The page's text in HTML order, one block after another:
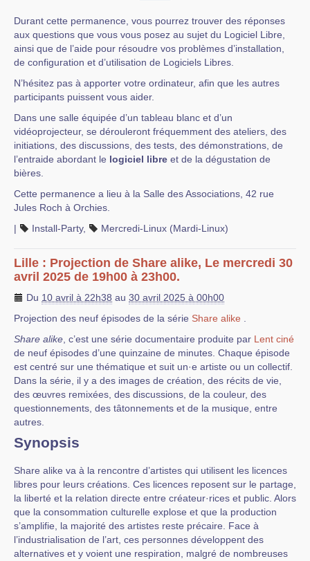
Durant cette permanence, vous pourrez trouver des réponses
aux questions que vous vous posez au sujet du Logiciel Libre,
ainsi que de l’aide pour résoudre vos problèmes d’installation,
de configuration et d’utilisation de Logiciels Libres.
N’hésitez pas à apporter votre ordinateur, afin que les autres
participants puissent vous aider.
Dans une salle équipée d’un tableau blanc et d’un
vidéoprojecteur, se dérouleront fréquemment des ateliers, des
initiations, des discussions, des tests, des démonstrations, de
l’entraide abordant le logiciel libre et de la dégustation de
bières.
Cette permanence a lieu à la Salle des Associations, 42 rue
Jules Roch à Orchies.
|
Install-Party, Mercredi-Linux (Mardi-Linux)
Lille : Projection de Share alike, Le mercredi 30
avril 2025 de 19h00 à 23h00.
Du 10 avril à 22h38 au 30 avril 2025 à 00h00
Projection des neuf épisodes de la série Share alike
Share alike , c’est une série documentaire produite par Lent ciné
de neuf épisodes d’une quinzaine de minutes. Chaque épisode
est centré sur une thématique et suit un·e artiste ou un collectif.
Dans la série, il y a des images de création, des récits de vie,
des œuvres remixées, des discussions, de la couleur, des
questionnements, des tâtonnements et de la musique, entre
autres.
Synopsis
Share alike va à la rencontre d’artistes qui utilisent les licences
libres pour leurs créations. Ces licences reposent sur le partage,
la liberté et la relation directe entre créateur·rices et public. Alors
que la consommation culturelle explose et que la production
s’amplifie, la majorité des artistes reste précaire. Face à
l’industrialisation de l’art, ces personnes développent des
alternatives et y voient une respiration, malgré de nombreuses